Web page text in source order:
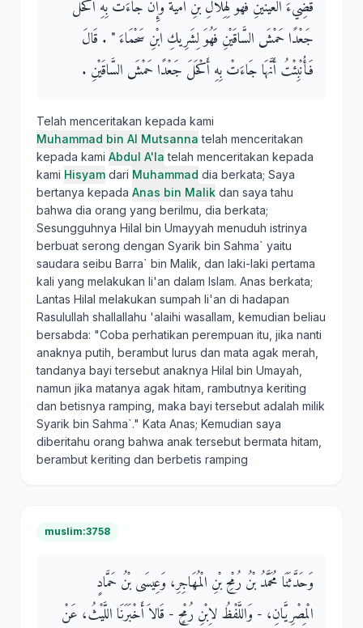
قَضِيءَ الْعَيْنَيْنِ فَهُوَ لِهِلاَلِ بْنِ أُمَيَّةَ وَإِنْ جَاءَتْ بِهِ أَكْحَلَ
جَعْدًا حَمْشَ السَّاقَيْنِ فَهُوَ لِشَرِيكِ ابْنِ سَحْمَاءَ ‏"‏ ‏.‏ قَالَ
فَأُنْبِئْتُ أَنَّهَا جَاءَتْ بِهِ أَكْحَلَ جَعْدًا حَمْشَ السَّاقَيْنِ ‏.‏
Telah menceritakan kepada kami
Muhammad bin Al Mutsanna telah menceritakan
kepada kami Abdul A'la telah menceritakan kepada
kami Hisyam dari Muhammad dia berkata; Saya
bertanya kepada Anas bin Malik dan saya tahu
bahwa dia orang yang berilmu, dia berkata;
Sesungguhnya Hilal bin Umayyah menuduh istrinya
berbuat serong dengan Syarik bin Sahma` yaitu
saudara seibu Barra` bin Malik, dan laki-laki pertama
kali yang melakukan li'an dalam Islam. Anas berkata;
Lantas Hilal melakukan sumpah li'an di hadapan
Rasulullah shallallahu 'alaihi wasallam, kemudian beliau
bersabda: "Coba perhatikan perempuan itu, jika nanti
anaknya putih, berambut lurus dan mata agak merah,
tandanya bayi tersebut anaknya Hilal bin Umayah,
namun jika matanya agak hitam, rambutnya keriting
dan betisnya ramping, maka bayi tersebut adalah milik
Syarik bin Sahma`." Kata Anas; Kemudian saya
diberitahu orang bahwa anak tersebut bermata hitam,
berambut keriting dan berbetis ramping
muslim:3758
وَحَدَّثَنَا مُحَمَّدُ بْنُ رُمْحِ بْنِ الْمُهَاجِرِ، وَعِيسَى بْنُ حَمَّادٍ
الْمِصْرِيَّانِ، - وَاللَّفْظُ لاِبْنِ رُمْحٍ - قَالاَ أَخْبَرَنَا اللَّيْثُ، عَنْ